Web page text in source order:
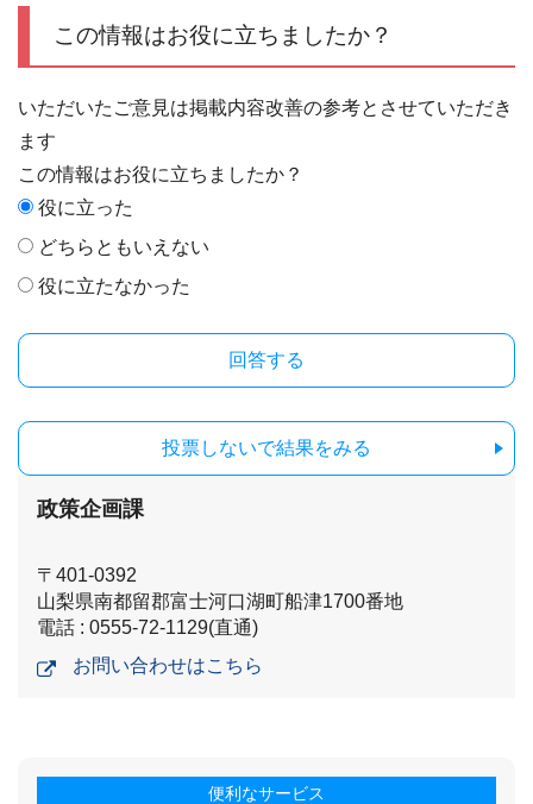
この情報はお役に立ちましたか？
いただいたご意見は掲載内容改善の参考とさせていただき
ます
この情報はお役に立ちましたか？
役に立った
どちらともいえない
役に立たなかった
投票しないで結果をみる
政策企画課
〒401-0392
山梨県南都留郡富士河口湖町船津1700番地
電話 : 0555-72-1129(直通)
お問い合わせはこちら
便利なサービス